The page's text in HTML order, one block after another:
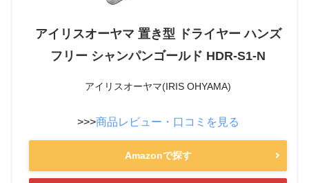
アイリスオーヤマ 置き型 ドライヤー ハンズ
フリー シャンパンゴールド HDR-S1-N
アイリスオーヤマ(IRIS OHYAMA)
>>>商品レビュー・口コミを見る
Amazonで探す